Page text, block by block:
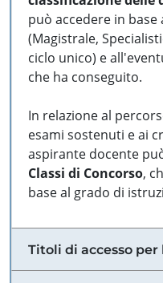
può accedere in
(Magistrale,
ciclo unico) e
che ha conseguito.
In relazione al
esami sostenuti e ai
aspirante docente
Classi di Concorso,
base al grado di
Titoli di accesso per